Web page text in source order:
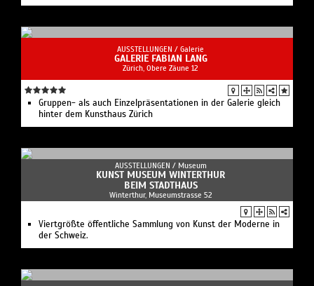
AUSSTELLUNGEN / Galerie
GALERIE FABIAN LANG
Zürich, Obere Zäune 12
Gruppen- als auch Einzelpräsentationen in der Galerie gleich
hinter dem Kunsthaus Zürich
AUSSTELLUNGEN / Museum
KUNST MUSEUM WINTERTHUR
BEIM STADTHAUS
Winterthur, Museumstrasse 52
Viertgrößte öffentliche Sammlung von Kunst der Moderne in
der Schweiz.